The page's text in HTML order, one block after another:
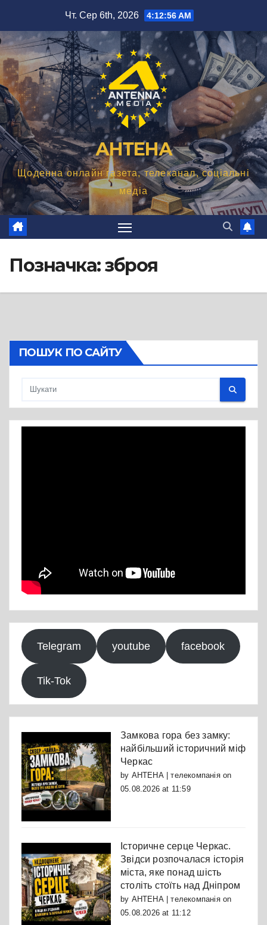
вмісту
Чт. Сер 6th, 2026 4:12:58 AM
АНТЕНА
Щоденна онлайн газета, телеканал, соціальні
медіа
Позначка:зброя
ПОШУК ПО САЙТУ
Telegram youtube facebook
Tik-Tok
Замкова гора без замку:
найбільший історичний міф
Черкас
by АНТЕНА | телекомпаніяon
05.08.2026 at 11:59
Історичне серце Черкас.
Звідси розпочалася історія
міста, яке понад шість
століть стоїть над Дніпром
by АНТЕНА | телекомпаніяon
05.08.2026 at 11:12